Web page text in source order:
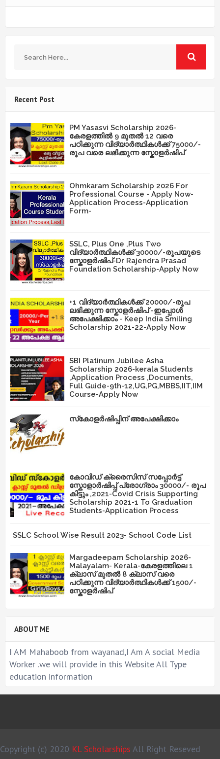
Recent Post
PM Yasasvi Scholarship 2026-
കേരളത്തിൽ 9 മുതൽ 12 വരെ
പഠിക്കുന്ന വിദ്യാർത്ഥികൾക്ക് 75000/-
രൂപ വരെ ലഭിക്കുന്ന സ്കോളർഷിപ്
Ohmkaram Scholarship 2026 For
Professional Course - Apply Now-
Application Process-Application
Form-
SSLC, Plus One ,Plus Two
വിദ്യാർത്ഥികൾക്ക് 30000/-രൂപയുടെ
സ്കോളർഷിപ്-Dr Rajendra Prasad
Foundation Scholarship-Apply Now
+1 വിദ്യാർത്ഥികൾക്ക് 20000/-രൂപ
ലഭിക്കുന്ന സ്കോളർഷിപ് -ഇപ്പോൾ
അപേക്ഷിക്കാം - Keep India Smiling
Scholarship 2021-22-Apply Now
SBI Platinum Jubilee Asha
Scholarship 2026-kerala Students
,Application Process ,Documents,
Full Guide-9th-12,UG,PG,MBBS,IIT,IIM
Course-Apply Now
സ്‌കോളർഷിപ്പിന് അപേക്ഷിക്കാം
കോവിഡ് ക്രൈസിസ് സപ്പോർട്ട്
സ്കോളാർഷിപ്പ് പ്രോഗ്രാം 30000/- രൂപ
കിട്ടും ,2021-Covid Crisis Supporting
Scholarship 2021-1 To Graduation
Students-Application Process
SSLC School Wise Result 2023- School Code List
Margadeepam Scholarship 2026-
Malayalam- Kerala-കേരളത്തിലെ 1
ക്ലാസ് മുതൽ 8 ക്ലാസ് വരെ
പഠിക്കുന്ന വിദ്യാർത്ഥികൾക്ക് 1500/-
സ്കോളർഷിപ്
ABOUT ME
I AM Mahaboob from wayanad,I Am A social Media
Worker .we will provide in this Website All Type
education information
Copyright (c) 2020 KL Scholarships All Right Reseved